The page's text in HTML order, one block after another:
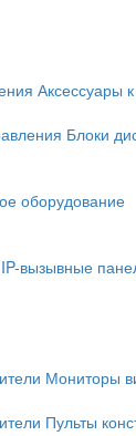
Аксессуары
Блоки
оборудование
IP-вызывные
Мониторы
Пульты